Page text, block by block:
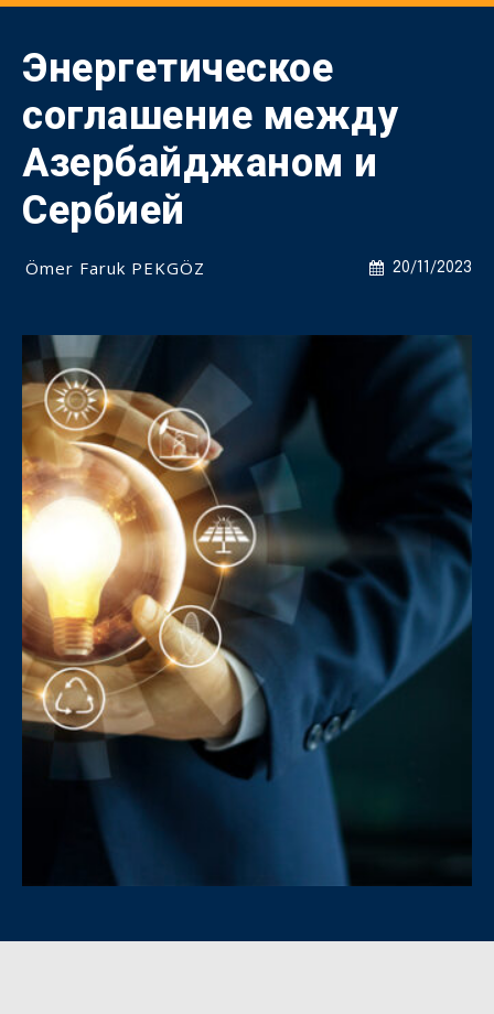
Энергетическое
соглашение между
Азербайджаном и
Сербией
20/11/2023
Ömer Faruk PEKGÖZ